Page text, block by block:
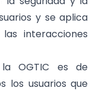
y se aplica
interacciones
OGTIC es de
los usuarios que